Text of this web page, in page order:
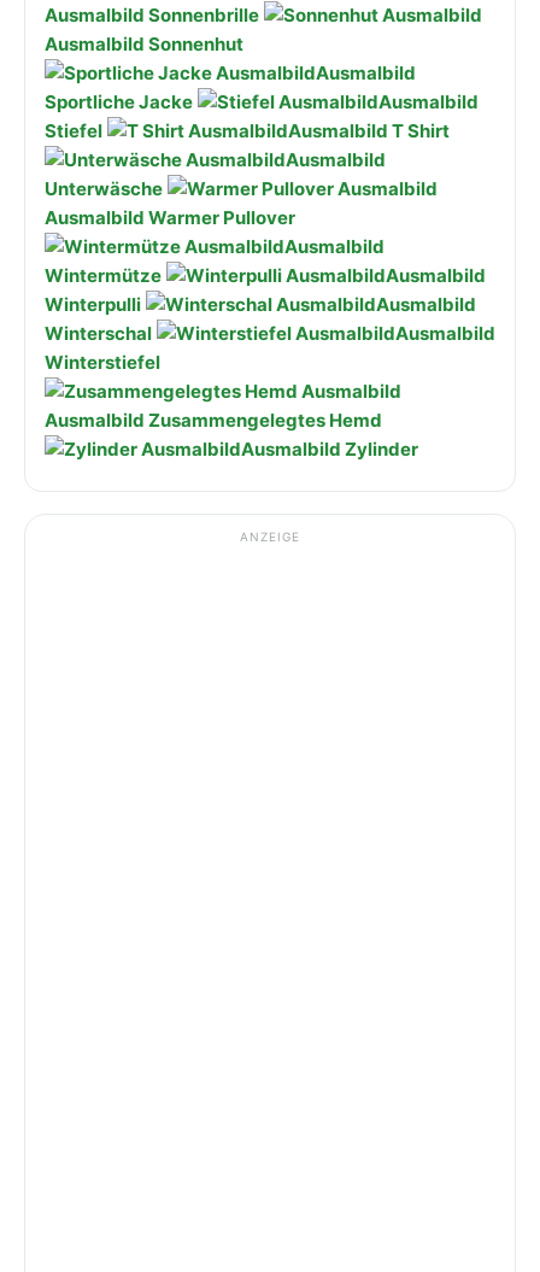
Ausmalbild Sonnenbrille
Ausmalbild Sonnenhut
Ausmalbild
Sportliche Jacke
Ausmalbild
Stiefel
Ausmalbild T Shirt
Ausmalbild
Unterwäsche
Ausmalbild Warmer Pullover
Ausmalbild
Wintermütze
Ausmalbild
Winterpulli
Ausmalbild
Winterschal
Ausmalbild
Winterstiefel
Ausmalbild Zusammengelegtes Hemd
Ausmalbild Zylinder
ANZEIGE